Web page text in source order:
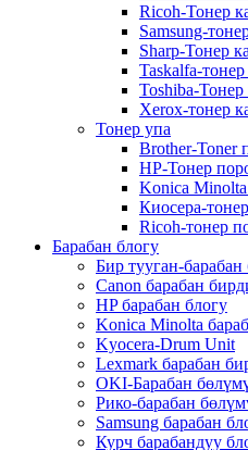
Ricoh-Тонер
Samsung-
Sharp-Тонер
Taskalfa-
Toshiba-
Xerox-тонер
Тонер упа
Brother-Toner
HP-Тонер
Konica
Киосера-
Ricoh-тонер
Барабан блогу
Бир тууган-
Canon барабан
HP барабан блогу
Konica Minolta
Kyocera-Drum Unit
Lexmark барабан
OKI-Барабан
Рико-барабан
Samsung барабан
Курч барабандуу